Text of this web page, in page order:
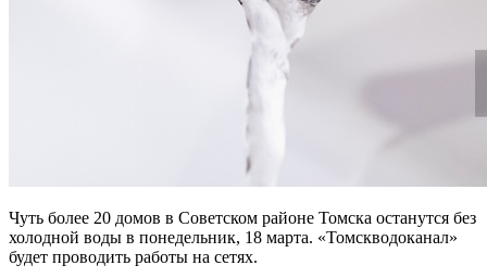
Чуть более 20 домов в Советском районе Томска останутся без
холодной воды в понедельник, 18 марта. «Томскводоканал»
будет проводить работы на сетях.